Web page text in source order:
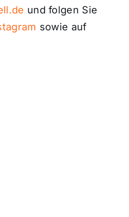
und folgen Sie
sowie auf